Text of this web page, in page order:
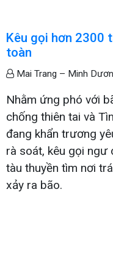
Kêu gọi hơn 2300
toàn
Mai Trang – Minh
Nhằm ứng phó với
chống thiên tai và
đang khẩn trương
rà soát, kêu gọi ngư
tàu thuyền tìm nơi
xảy ra bão.